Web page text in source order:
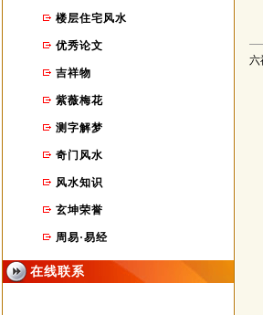
楼层住宅风水
优秀论文
吉祥物
紫薇梅花
测字解梦
奇门风水
风水知识
玄坤荣誉
周易·易经
在线联系
六